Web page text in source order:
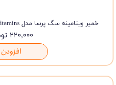
خمیر ویتامینه سگ پرسا مدل Mineral And Vitamins وزن 100 گرم
۲۲۰,۰۰۰ تومان
افزودن